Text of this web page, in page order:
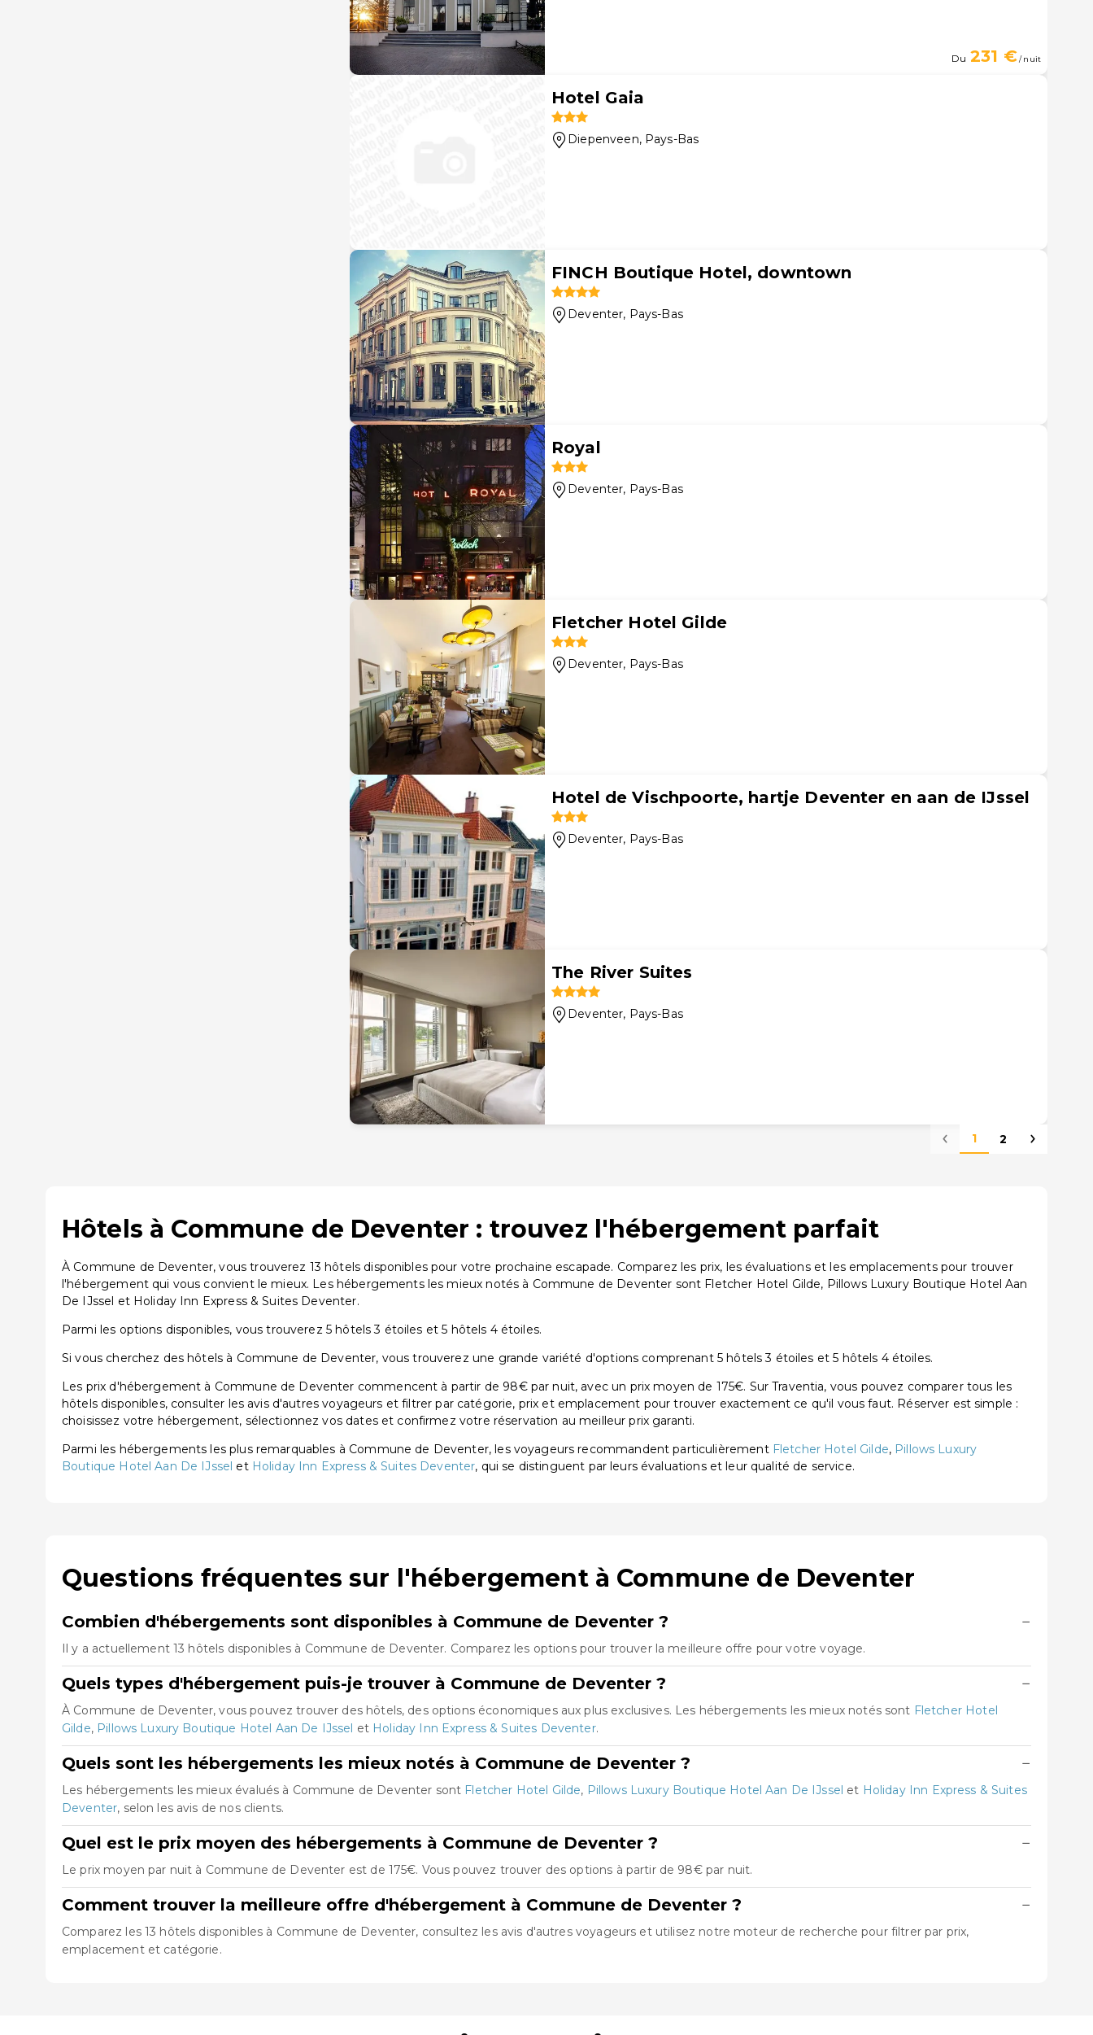
Du 231 €/ nuit
Hotel Gaia
Diepenveen, Pays-Bas
FINCH Boutique Hotel, downtown
Deventer, Pays-Bas
Royal
Deventer, Pays-Bas
Fletcher Hotel Gilde
Deventer, Pays-Bas
Hotel de Vischpoorte, hartje Deventer en aan de IJssel
Deventer, Pays-Bas
The River Suites
Deventer, Pays-Bas
1 2
Hôtels à Commune de Deventer : trouvez l'hébergement parfait
À Commune de Deventer, vous trouverez 13 hôtels disponibles pour votre prochaine escapade. Comparez les prix, les évaluations et les emplacements pour trouver
l'hébergement qui vous convient le mieux. Les hébergements les mieux notés à Commune de Deventer sont Fletcher Hotel Gilde, Pillows Luxury Boutique Hotel Aan
De IJssel et Holiday Inn Express & Suites Deventer.
Parmi les options disponibles, vous trouverez 5 hôtels 3 étoiles et 5 hôtels 4 étoiles.
Si vous cherchez des hôtels à Commune de Deventer, vous trouverez une grande variété d'options comprenant 5 hôtels 3 étoiles et 5 hôtels 4 étoiles.
Les prix d'hébergement à Commune de Deventer commencent à partir de 98€ par nuit, avec un prix moyen de 175€. Sur Traventia, vous pouvez comparer tous les
hôtels disponibles, consulter les avis d'autres voyageurs et filtrer par catégorie, prix et emplacement pour trouver exactement ce qu'il vous faut. Réserver est simple :
choisissez votre hébergement, sélectionnez vos dates et confirmez votre réservation au meilleur prix garanti.
Parmi les hébergements les plus remarquables à Commune de Deventer, les voyageurs recommandent particulièrement Fletcher Hotel Gilde, Pillows Luxury
Boutique Hotel Aan De IJssel et Holiday Inn Express & Suites Deventer, qui se distinguent par leurs évaluations et leur qualité de service.
Questions fréquentes sur l'hébergement à Commune de Deventer
Combien d'hébergements sont disponibles à Commune de Deventer ? −
Il y a actuellement 13 hôtels disponibles à Commune de Deventer. Comparez les options pour trouver la meilleure offre pour votre voyage.
Quels types d'hébergement puis-je trouver à Commune de Deventer ? −
À Commune de Deventer, vous pouvez trouver des hôtels, des options économiques aux plus exclusives. Les hébergements les mieux notés sont Fletcher Hotel
Gilde, Pillows Luxury Boutique Hotel Aan De IJssel et Holiday Inn Express & Suites Deventer.
Quels sont les hébergements les mieux notés à Commune de Deventer ? −
Les hébergements les mieux évalués à Commune de Deventer sont Fletcher Hotel Gilde, Pillows Luxury Boutique Hotel Aan De IJssel et Holiday Inn Express & Suites
Deventer, selon les avis de nos clients.
Quel est le prix moyen des hébergements à Commune de Deventer ? −
Le prix moyen par nuit à Commune de Deventer est de 175€. Vous pouvez trouver des options à partir de 98€ par nuit.
Comment trouver la meilleure offre d'hébergement à Commune de Deventer ? −
Comparez les 13 hôtels disponibles à Commune de Deventer, consultez les avis d'autres voyageurs et utilisez notre moteur de recherche pour filtrer par prix,
emplacement et catégorie.